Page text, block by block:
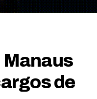
Manaus
de